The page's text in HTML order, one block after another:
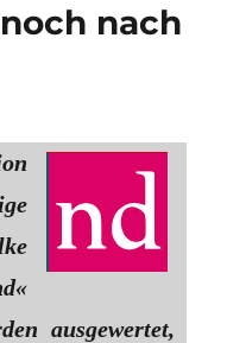
nach
ausgewertet,